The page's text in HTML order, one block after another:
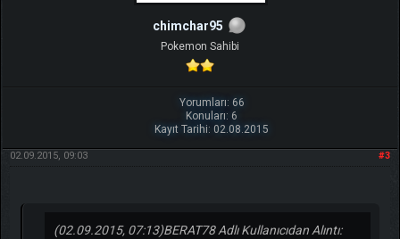
chimchar95
Pokemon Sahibi
Yorumları: 66
Konuları: 6
Kayıt Tarihi: 02.08.2015
#3
02.09.2015, 09:03
(02.09.2015, 07:13)BERAT78 Adlı Kullanıcıdan Alıntı: